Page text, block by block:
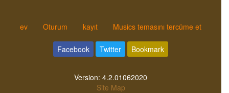
ev Oturum kayıt Musics temasını tercüme et
Facebook Twitter Bookmark
Version: 4.2.01062020
Site Map